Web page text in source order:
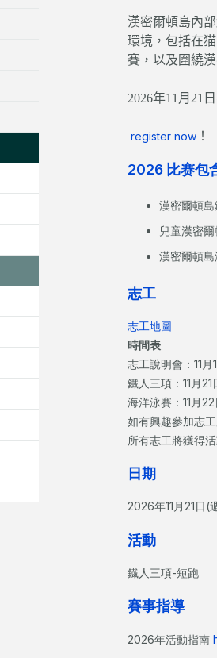
漢密爾頓島內
環境，包括在
賽，以及圍繞
2026年11月21
register now！
2026 比赛包
漢密爾頓島
兒童漢密
漢密爾頓島
志工
志工地圖
時間表
志工說明會：11
鐵人三項：11月
海洋泳賽：11月
如有興趣參加志
所有志工將獲得
日期
2026年11月21日(
活動
鐡人三項-短跑
賽事指導
2026年活動指南